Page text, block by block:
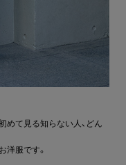
めて見る知らない人、どん
服です。